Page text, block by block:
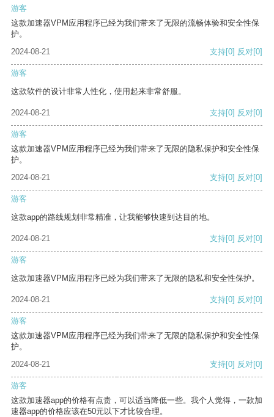
游客
这款加速器VPM应用程序已经为我们带来了无限的流畅体验和安全性保
护。
2024-08-21
支持[0] 反对[0]
游客
这款软件的设计非常人性化，使用起来非常舒服。
2024-08-21 支持[0] 反对[0]
游客
这款加速器VPM应用程序已经为我们带来了无限的隐私保护和安全性保
护。
2024-08-21
支持[0] 反对[0]
游客
这款app的路线规划非常精准，让我能够快速到达目的地。
2024-08-21 支持[0] 反对[0]
游客
这款加速器VPM应用程序已经为我们带来了无限的隐私和安全性保护。
2024-08-21 支持[0] 反对[0]
游客
这款加速器VPM应用程序已经为我们带来了无限的隐私保护和安全性保
护。
2024-08-21
支持[0] 反对[0]
游客
这款加速器app的价格有点贵，可以适当降低一些。我个人觉得，一款加
速器app的价格应该在50元以下才比较合理。